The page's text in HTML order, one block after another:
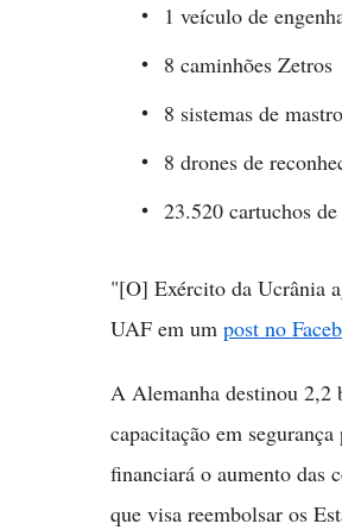
1 veículo de
8 caminhões Zetros
8 sistemas de
8 drones de
23.520 cartuchos
"[O] Exército da Ucrânia
UAF em um post no
A Alemanha destinou 2,2
capacitação em
financiará o aumento das
que visa reembolsar os